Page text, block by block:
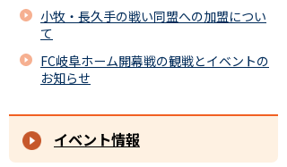
小牧・長久手の戦い同盟への加盟につい
て
FC岐阜ホーム開幕戦の観戦とイベントの
お知らせ
イベント情報